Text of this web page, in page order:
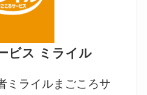
ビス ミライル
ミライルまごころサ